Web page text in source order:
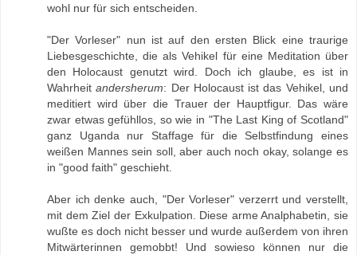
wohl nur für sich entscheiden.
"Der Vorleser" nun ist auf den ersten Blick eine traurige
Liebesgeschichte, die als Vehikel für eine Meditation über
den Holocaust genutzt wird. Doch ich glaube, es ist in
Wahrheitandersherum: Der Holocaust ist das Vehikel, und
meditiert wird über die Trauer der Hauptfigur. Das wäre
zwar etwas gefühllos, so wie in "The Last King of Scotland"
ganz Uganda nur Staffage für die Selbstfindung eines
weißen Mannes sein soll, aber auch noch okay, solange es
in "good faith" geschieht.
Aber ich denke auch, "Der Vorleser" verzerrt und verstellt,
mit dem Ziel der Exkulpation. Diese arme Analphabetin, sie
wußte es doch nicht besser und wurde außerdem von ihren
Mitwärterinnen gemobbt! Und sowieso können nur die